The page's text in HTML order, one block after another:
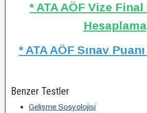
* ATA AÖF Vize
Hesaplama
* ATA AÖF Sınav
Benzer Testler
Gelişme Sosyolojisi